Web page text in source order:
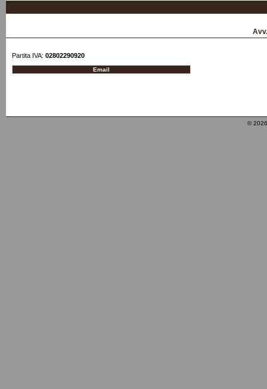
Partita IVA: 02802290920
©